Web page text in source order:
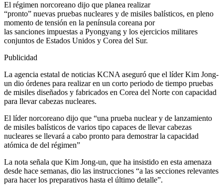
El régimen norcoreano dijo que planea realizar
“pronto” nuevas pruebas nucleares y de misiles balísticos, en pleno
momento de tensión en la península coreana por
las sanciones impuestas a Pyongyang y los ejercicios militares
conjuntos de Estados Unidos y Corea del Sur.
Publicidad
La agencia estatal de noticias KCNA aseguró que el líder Kim Jong-
un dio órdenes para realizar en un corto periodo de tiempo pruebas
de misiles diseñados y fabricados en Corea del Norte con capacidad
para llevar cabezas nucleares.
El líder norcoreano dijo que “una prueba nuclear y de lanzamiento
de misiles balísticos de varios tipo capaces de llevar cabezas
nucleares se llevará a cabo pronto para demostrar la capacidad
atómica de del régimen”
La nota señala que Kim Jong-un, que ha insistido en esta amenaza
desde hace semanas, dio las instrucciones “a las secciones relevantes
para hacer los preparativos hasta el último detalle”.